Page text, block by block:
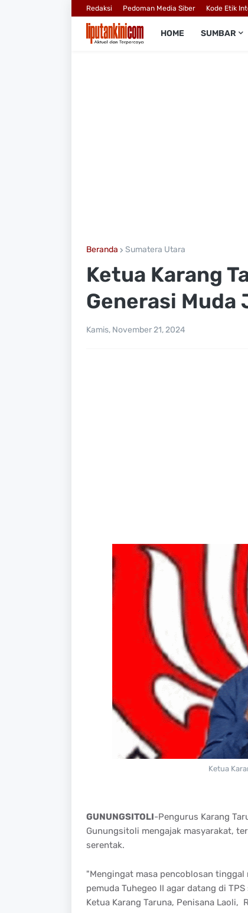
Redaksi Pedoman Media Siber Kode Etik
HOME SUMBAR
Beranda Sumatera Utara
Ketua Karang
Generasi Muda
Kamis, November 21, 2024
Ketua
GUNUNGSITOLI-Pengurus Karang
Gunungsitoli mengajak masyarakat,
serentak.
"Mengingat masa pencoblosan
pemuda Tuhegeo II agar datang di
Ketua Karang Taruna, Penisana Laoli,